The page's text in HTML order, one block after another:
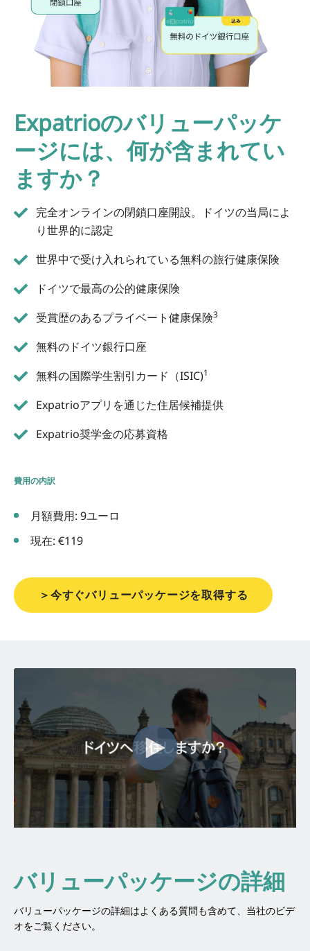
Expatrioのバリューパッケ
ージには、何が含まれてい
ますか？
完全オンラインの閉鎖口座開設。ドイツの当局によ
り世界的に認定
世界中で受け入れられている無料の旅行健康保険
ドイツで最高の公的健康保険
受賞歴のあるプライベート健康保険3
無料のドイツ銀行口座
無料の国際学生割引カード（ISIC)1
Expatrioアプリを通じた住居候補提供
Expatrio奨学金の応募資格
費用の内訳
月額費用: 9ユーロ
現在: €119
＞今すぐバリューパッケージを取得する
バリューパッケージの詳細
バリューパッケージの詳細はよくある質問も含めて、当社のビデ
オをご覧ください。